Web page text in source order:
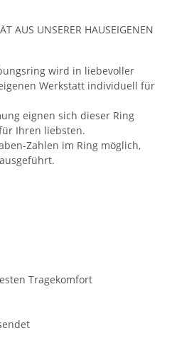
AUS UNSERER HAUSEIGENEN
wird in liebevoller
Werkstatt individuell für
eignen sich dieser Ring
Ihren liebsten.
Zahlen im Ring möglich,
Tragekomfort